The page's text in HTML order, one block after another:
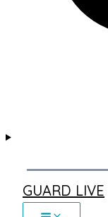
GUARD LIVE